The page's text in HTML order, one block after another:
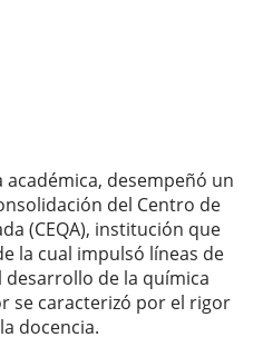
desempeñó un
del Centro de
(CEQA), institución que
la cual impulsó líneas de
de la química
se caracterizó por el rigor
docencia.